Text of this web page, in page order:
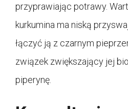
przyprawiając potrawy.
kurkumina ma niską
łączyć ją z czarnym
związek zwiększający jej
piperynę.